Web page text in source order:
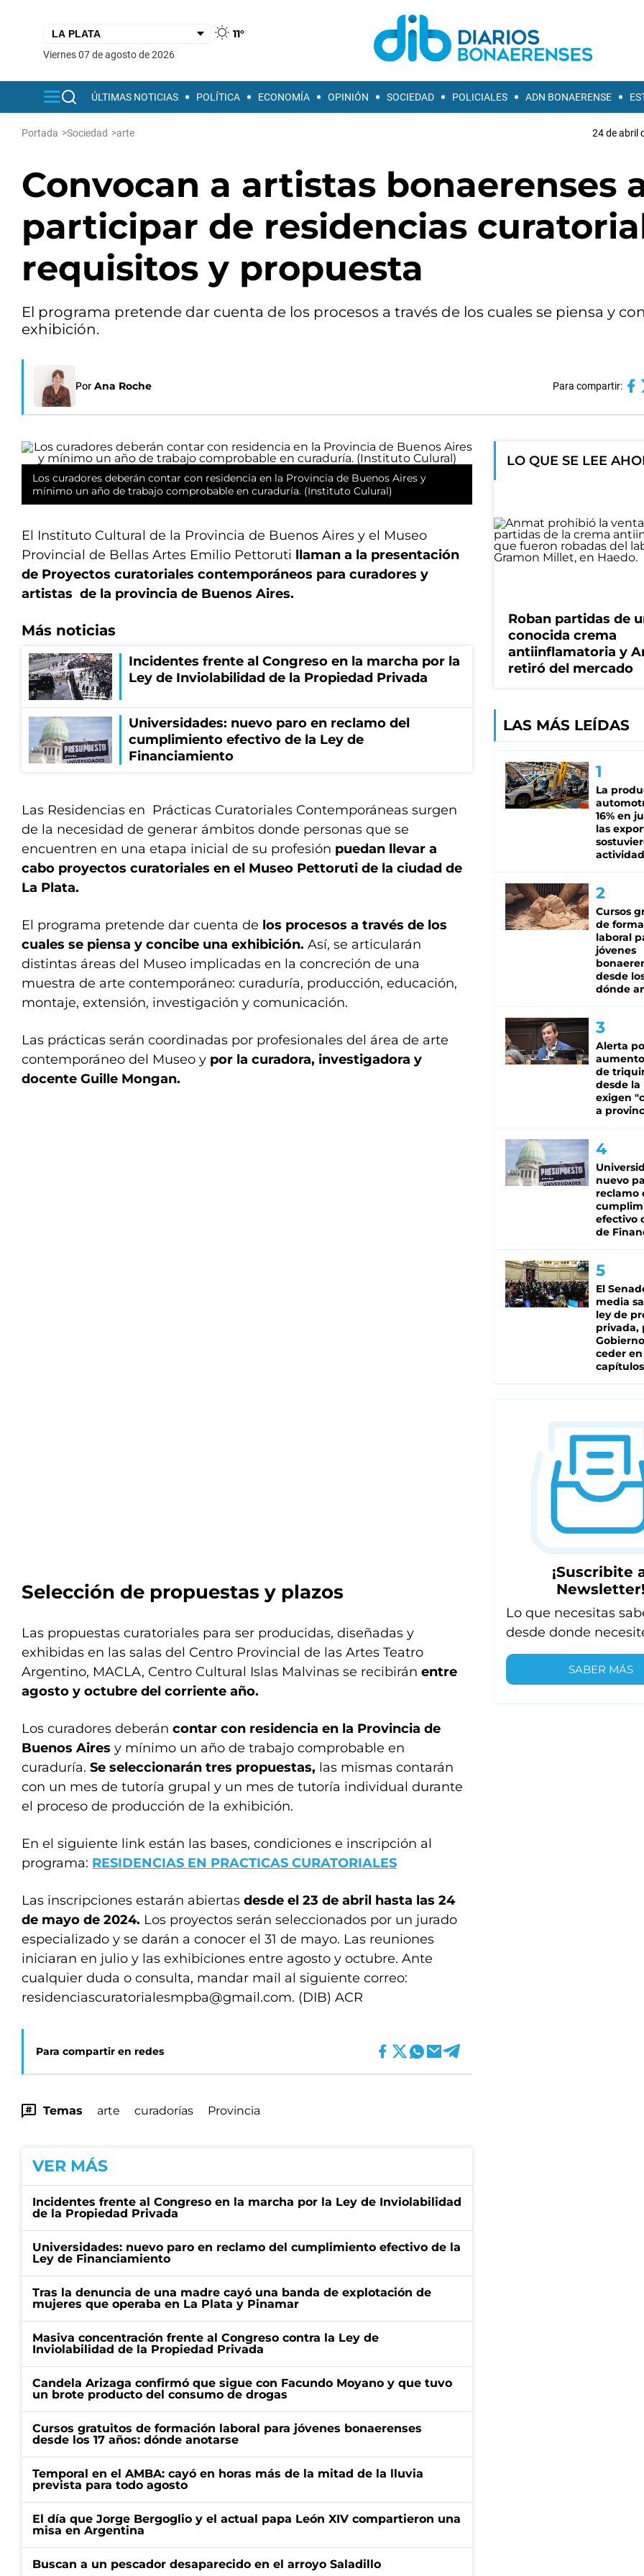
11°
viernes 07 de agosto de 2026
ÚLTIMAS NOTICIAS POLÍTICA ECONOMÍA OPINIÓN SOCIEDAD POLICIALES ADN BONAERENSE
Portada >Sociedad >arte 24 de abril
Convocan a artistas bonaerenses
participar de residencias
requisitos y propuesta
El programa pretende dar cuenta de los procesos a través de los cuales se piensa y
exhibición.
Por Ana Roche Para compartir:
Los curadores deberán contar con residencia en la Provincia de Buenos Aires y
mínimo un año de trabajo comprobable en curaduría. (Instituto Culural)
El Instituto Cultural de la Provincia de Buenos Aires y el Museo
Provincial de Bellas Artes Emilio Pettoruti llaman a la presentación
de Proyectos curatoriales contemporáneos para curadores y
artistas de la provincia de Buenos Aires.
Más noticias
Incidentes frente al Congreso en la marcha por la
Ley de Inviolabilidad de la Propiedad Privada
Universidades: nuevo paro en reclamo del
cumplimiento efectivo de la Ley de
Financiamiento
Las Residencias en Prácticas Curatoriales Contemporáneas surgen
de la necesidad de generar ámbitos donde personas que se
encuentren en una etapa inicial de su profesión puedan llevar a
cabo proyectos curatoriales en el Museo Pettoruti de la ciudad de
La Plata.
El programa pretende dar cuenta de los procesos a través de los
cuales se piensa y concibe una exhibición. Así, se articularán
distintas áreas del Museo implicadas en la concreción de una
muestra de arte contemporáneo: curaduría, producción, educación,
montaje, extensión, investigación y comunicación.
Las prácticas serán coordinadas por profesionales del área de arte
contemporáneo del Museo y por la curadora, investigadora y
docente Guille Mongan.
Selección de propuestas y plazos
Las propuestas curatoriales para ser producidas, diseñadas y
exhibidas en las salas del Centro Provincial de las Artes Teatro
Argentino, MACLA, Centro Cultural Islas Malvinas se recibirán entre
agosto y octubre del corriente año.
Los curadores deberán contar con residencia en la Provincia de
Buenos Aires y mínimo un año de trabajo comprobable en
curaduría. Se seleccionarán tres propuestas, las mismas contarán
con un mes de tutoría grupal y un mes de tutoría individual durante
el proceso de producción de la exhibición.
En el siguiente link están las bases, condiciones e inscripción al
programa: RESIDENCIAS EN PRACTICAS CURATORIALES
Las inscripciones estarán abiertas desde el 23 de abril hasta las 24
de mayo de 2024. Los proyectos serán seleccionados por un jurado
especializado y se darán a conocer el 31 de mayo. Las reuniones
iniciaran en julio y las exhibiciones entre agosto y octubre. Ante
cualquier duda o consulta, mandar mail al siguiente correo:
residenciascuratorialesmpba@gmail.com. (DIB) ACR
Para compartir en redes
Temas arte curadorías Provincia
VER MÁS
Incidentes frente al Congreso en la marcha por la Ley de Inviolabilidad
de la Propiedad Privada
Universidades: nuevo paro en reclamo del cumplimiento efectivo de la
Ley de Financiamiento
Tras la denuncia de una madre cayó una banda de explotación de
mujeres que operaba en La Plata y Pinamar
Masiva concentración frente al Congreso contra la Ley de
Inviolabilidad de la Propiedad Privada
Candela Arizaga confirmó que sigue con Facundo Moyano y que tuvo
un brote producto del consumo de drogas
Cursos gratuitos de formación laboral para jóvenes bonaerenses
desde los 17 años: dónde anotarse
Temporal en el AMBA: cayó en horas más de la mitad de la lluvia
prevista para todo agosto
El día que Jorge Bergoglio y el actual papa León XIV compartieron una
misa en Argentina
Buscan a un pescador desaparecido en el arroyo Saladillo
LO QUE SE LEE
Roban partidas de
conocida crema
antiinflamatoria y
retiró del mercado
LAS MÁS LEÍDAS
La
16% en
las
actividad
Cursos
de
laboral
jóvenes
desde
dónde
Alerta
de
desde la
exigen
a
nuevo
reclamo
efectivo
de
El
media
ley de
privada,
ceder
capítulos
¡Suscribite
Newsletter!
Lo que necesitas
desde donde
SABER MÁS